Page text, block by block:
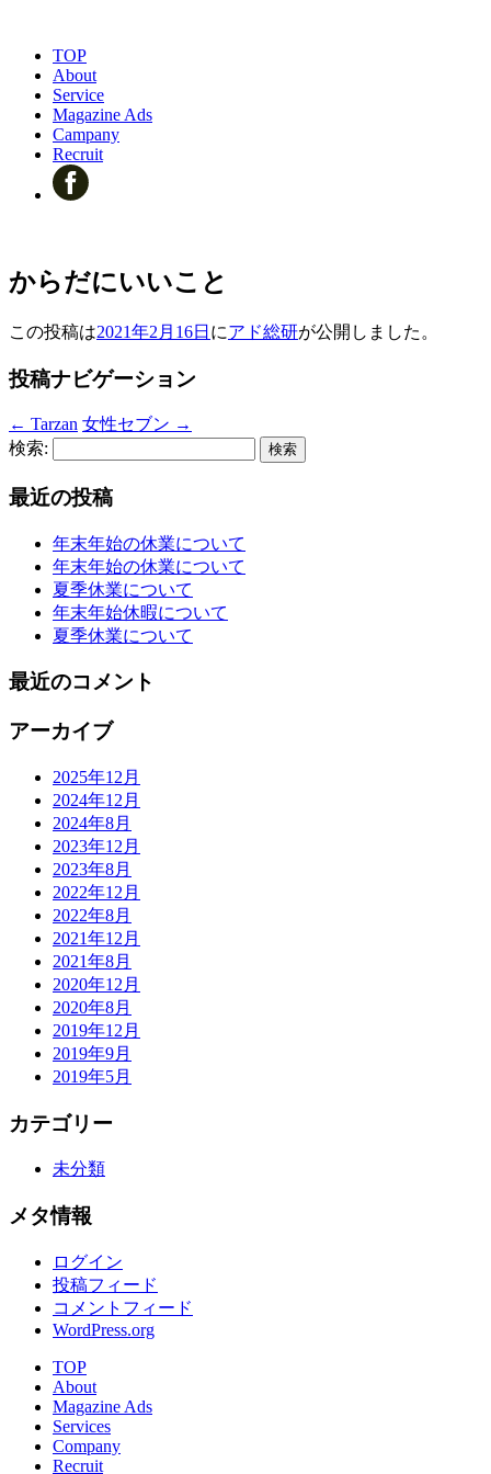
TOP
About
Service
Magazine Ads
Campany
Recruit
からだにいいこと
この投稿は2021年2月16日 にアド総研が公開しました 。
投稿ナビゲーション
← Tarzan 女性セブン →
検索:
最近の投稿
年末年始の休業について
年末年始の休業について
夏季休業について
年末年始休暇について
夏季休業について
最近のコメント
アーカイブ
2025年12月
2024年12月
2024年8月
2023年12月
2023年8月
2022年12月
2022年8月
2021年12月
2021年8月
2020年12月
2020年8月
2019年12月
2019年9月
2019年5月
カテゴリー
未分類
メタ情報
ログイン
投稿フィード
コメントフィード
WordPress.org
TOP
About
Magazine Ads
Services
Company
Recruit